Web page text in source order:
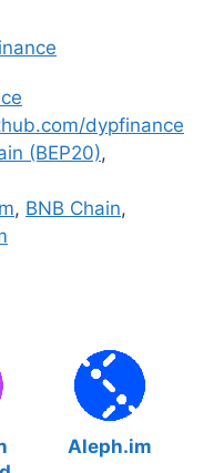
dypfinance
(BEP20),
, BNB Chain,
Aleph.im